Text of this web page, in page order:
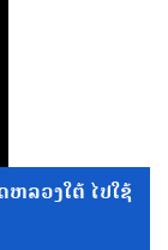
ລວງໃຕ້ ໄປໃຊ້